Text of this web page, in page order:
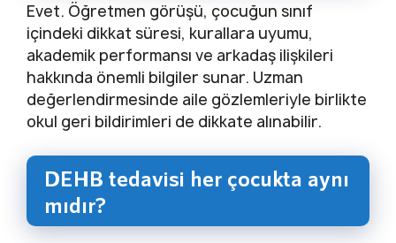
Evet. Öğretmen görüşü, çocuğun sınıf
içindeki dikkat süresi, kurallara uyumu,
akademik performansı ve arkadaş ilişkileri
hakkında önemli bilgiler sunar. Uzman
değerlendirmesinde aile gözlemleriyle birlikte
okul geri bildirimleri de dikkate alınabilir.
DEHB tedavisi her çocukta aynı
mıdır?